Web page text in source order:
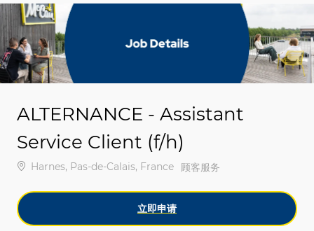
-
-
ALTERNANCE - Assistant
Service Client (f/h)
位置Harnes, Pas-de-Calais, France 类别
顾客服务
立即申请